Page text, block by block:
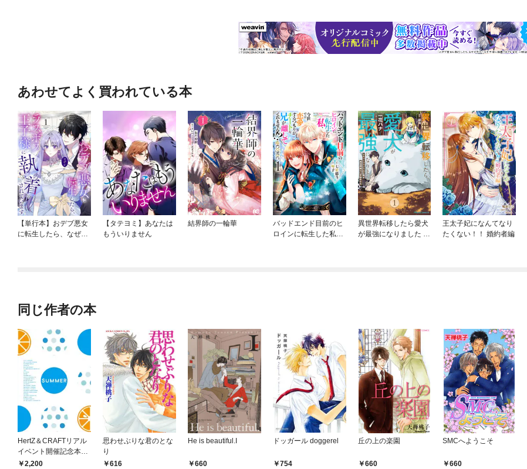
あわせてよく買われている本
【単行本】おデブ悪女
に転生したら、なぜか
【タテヨミ】あなたは
もういりません
結界師の一輪華
バッドエンド目前のヒ
ロインに転生した私、
異世界転移したら愛犬
が最強になりました ～
王太子妃になんてなり
たくない！！ 婚約者編
同じ作者の本
HertZ＆CRAFTリアル
イベント開催記念本
SUMMER【2018】
2,200
思わせぶりな君のとな
り
616
He is beautiful.I
660
ドッガール doggerel
754
丘の上の楽園
660
SMCへようこそ
660